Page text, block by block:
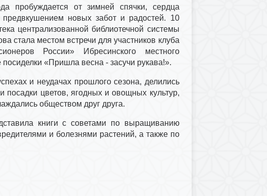
пробуждается от зимней спячки, сердца
новых забот и радостей. 10
централизованной библиотечной системы
стала местом встречи для участников клуба
России» Ибресинского местного
«Пришла весна - засучи рукава!».
и неудачах прошлого сезона, делились
цветов, ягодных и овощных культур,
обществом друг друга.
книги с советами по выращиванию
и болезнями растений, а также по